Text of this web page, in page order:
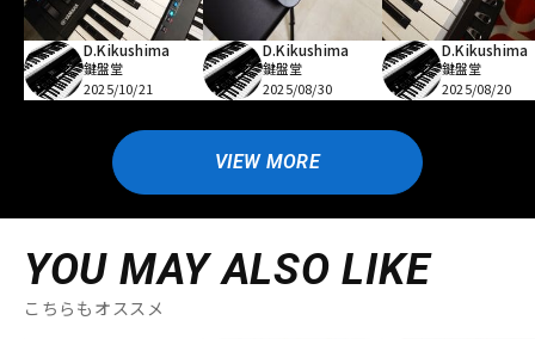
D.Kikushima
鍵盤堂
2025/10/21
D.Kikushima
鍵盤堂
2025/08/30
D.Kikushima
鍵盤堂
2025/08/20
VIEW MORE
YOU MAY ALSO LIKE
こちらもオススメ